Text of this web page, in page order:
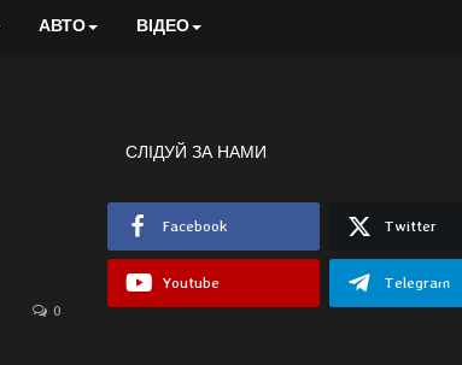
АВТО ВІДЕО
0
СЛІДУЙ ЗА НАМИ
Facebook Twitter
Youtube Telegram